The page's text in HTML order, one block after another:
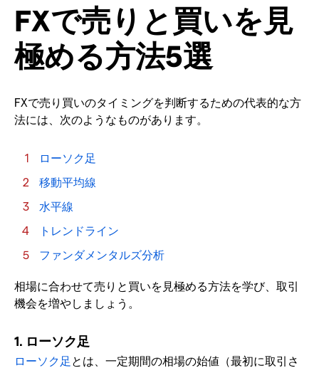
FXで売りと買いを見
極める方法5選
FXで売り買いのタイミングを判断するための代表的な方
法には、次のようなものがあります。
ローソク足
移動平均線
水平線
トレンドライン
ファンダメンタルズ分析
相場に合わせて売りと買いを見極める方法を学び、取引
機会を増やしましょう。
1. ローソク足
ローソク足 とは、一定期間の相場の始値（最初に取引さ